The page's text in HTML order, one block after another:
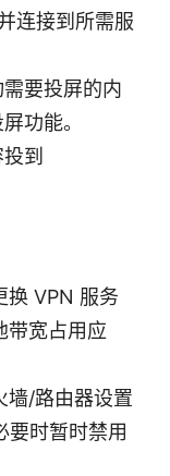
连接到所需服
要投屏的内
功能。
到
换 VPN 服务
带宽占用应
墙/路由器设置
要时暂时禁用